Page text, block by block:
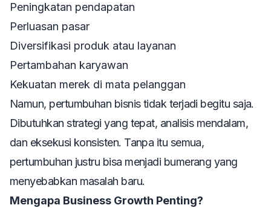
Peningkatan pendapatan
Perluasan pasar
Diversifikasi produk atau layanan
Pertambahan karyawan
Kekuatan merek di mata pelanggan
Namun, pertumbuhan bisnis tidak terjadi begitu saja.
Dibutuhkan strategi yang tepat, analisis mendalam,
dan eksekusi konsisten. Tanpa itu semua,
pertumbuhan justru bisa menjadi bumerang yang
menyebabkan masalah baru.
Mengapa Business Growth Penting?